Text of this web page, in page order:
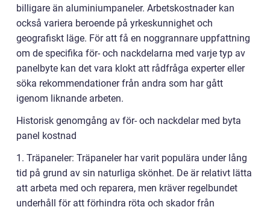
billigare än aluminiumpaneler. Arbetskostnader kan
också variera beroende på yrkeskunnighet och
geografiskt läge. För att få en noggrannare uppfattning
om de specifika för- och nackdelarna med varje typ av
panelbyte kan det vara klokt att rådfråga experter eller
söka rekommendationer från andra som har gått
igenom liknande arbeten.
Historisk genomgång av för- och nackdelar med byta
panel kostnad
1. Träpaneler: Träpaneler har varit populära under lång
tid på grund av sin naturliga skönhet. De är relativt lätta
att arbeta med och reparera, men kräver regelbundet
underhåll för att förhindra röta och skador från